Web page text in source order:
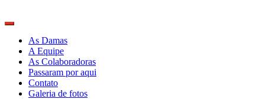
to
Damas do Esporte
Descobrindo talentos femininos para o
meio esportivo
As Damas
A Equipe
As Colaboradoras
Passaram por aqui
Contato
Galeria de fotos